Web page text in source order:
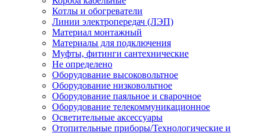
Котлы и обогреватели
Линии электропередач (ЛЭП)
Материал монтажный
Материалы для подключения
Муфты, фитинги сантехнические
Не определено
Оборудование высоковольтное
Оборудование низковольтное
Оборудование паяльное и сварочное
Оборудование телекоммуникационное
Осветительные аксессуары
Отопительные приборы/Технологические и